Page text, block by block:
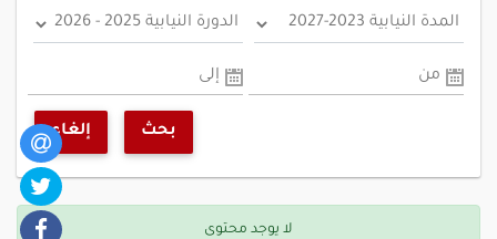
من إلى
بحث إلغاء
لا يوجد محتوى